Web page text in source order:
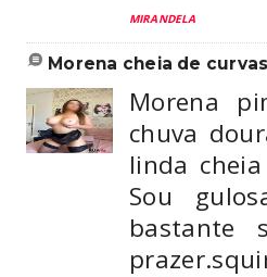
MIRANDELA
morena cheia de
Morena
chuva
linda
Sou
bastante